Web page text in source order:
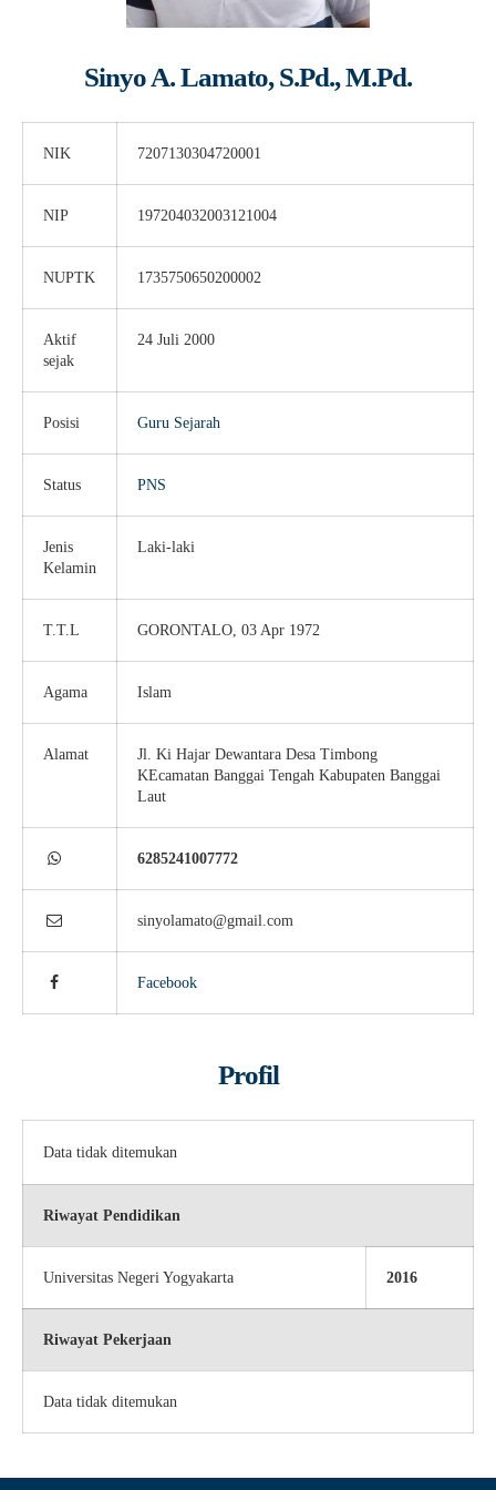
Guru Belajar
Guru BerbagiSinyo A. Lamato, S.Pd., M.Pd.
NIK 7207130304720001
NIP 197204032003121004
NUPTK 1735750650200002
Aktif
sejak
24 Juli 2000
Posisi Guru Sejarah
Status PNS
Jenis
Kelamin
Laki-laki
T.T.L GORONTALO, 03 Apr 1972
Agama Islam
Alamat
Jl. Ki Hajar Dewantara Desa Timbong
KEcamatan Banggai Tengah Kabupaten Banggai
Laut
6285241007772
sinyolamato@gmail.com
Facebook
Profil
Data tidak ditemukan
Riwayat Pendidikan
Universitas Negeri Yogyakarta 2016
Riwayat Pekerjaan
Data tidak ditemukan